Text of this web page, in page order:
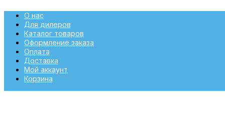
О нас
Для дилеров
Каталог товаров
Оформление заказа
Оплата
Доставка
Мой аккаунт
Корзина